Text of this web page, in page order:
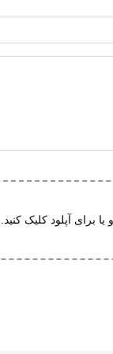
یا برای آپلود کلیک کنید.